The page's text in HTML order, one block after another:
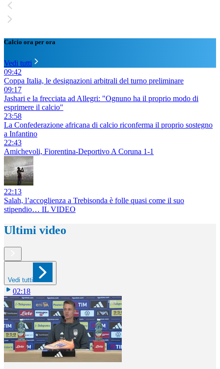
Calcio ora per ora
Vedi tutti
09:42
Coppa Italia, le designazioni arbitrali del turno preliminare
09:17
Jashari e la frecciata ad Allegri: "Ognuno ha il proprio modo di
esprimere il calcio"
23:58
La Confederazione africana di calcio riconferma il proprio sostegno
a Infantino
22:43
Amichevoli, Fiorentina-Deportivo A Coruna 1-1
22:13
Salah, l’accoglienza a Trebisonda è folle quasi come il suo
stipendio… IL VIDEO
Ultimi video
Vedi tutti
02:18